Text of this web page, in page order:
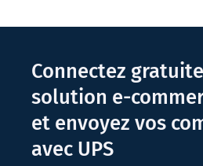
Connectez
solution e-
et envoyez vos
avec UPS